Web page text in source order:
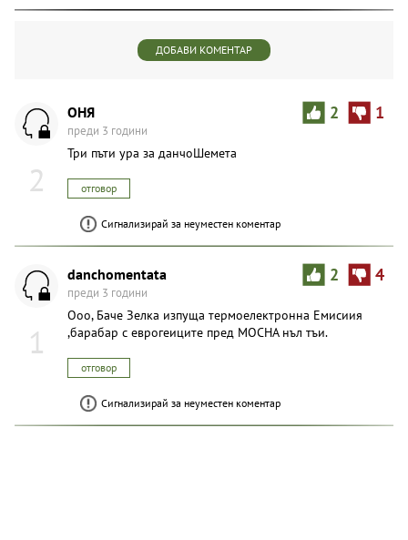
ДОБАВИ КОМЕНТАР
2
2 1
OHЯ
преди 3 години
Три пъти ура за данчоШемета
отговор
Сигнализирай за неуместен коментар
1
2 4
danchomentata
преди 3 години
Ooo, Баче Зелка изпуща термоелектронна Емисиия
,барабар с еврогеиците пред MOCHA нъл тъи.
отговор
Сигнализирай за неуместен коментар